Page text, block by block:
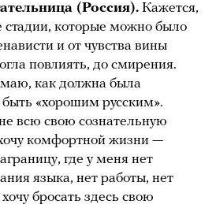
(Россия). Кажется,
стадии, которые можно было
и от чувства вины
повлиять, до смирения.
как должна была
быть «хорошим русским».
всю свою сознательную
комфортной жизни —
где у меня нет
языка, нет работы, нет
бросать здесь свою